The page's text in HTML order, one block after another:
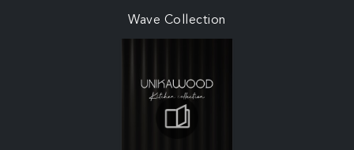
Wave Collection